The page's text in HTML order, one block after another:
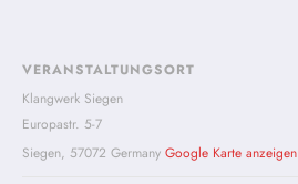
VERANSTALTUNGSORT
Klangwerk Siegen
Europastr. 5-7
Siegen, 57072 Germany Google Karte anzeigen